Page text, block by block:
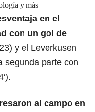
y más
en el
con un gol de
y el Leverkusen
segunda parte con
al campo en